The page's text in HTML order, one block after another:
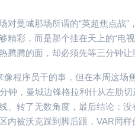
对曼城那场所谓的“英超焦点战
精彩，而是那个挂在天上的“电
腾腾的面，却必须先等三分钟
像程序员干的事，但在本周这场
钟，曼城边锋格拉利什从左肋
、转了无数角度，最后结论：
内被沃克踩到脚后跟，VAR同样